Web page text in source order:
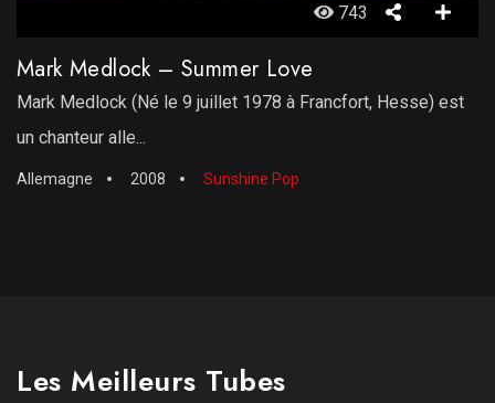
743
Mark Medlock – Summer Love
Mark Medlock (Né le 9 juillet 1978 à Francfort, Hesse) est
un chanteur alle...
Allemagne 2008 Sunshine Pop
Les Meilleurs Tubes